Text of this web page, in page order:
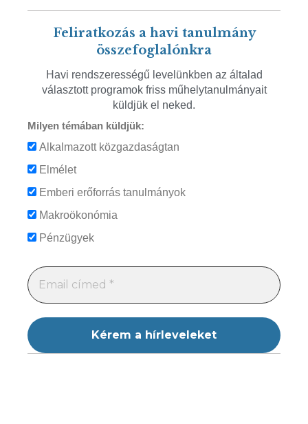
Feliratkozás a havi tanulmány
összefoglalónkra
Havi rendszerességű levelünkben az általad
választott programok friss műhelytanulmányait
küldjük el neked.
Milyen témában küldjük:
Alkalmazott közgazdaságtan
Elmélet
Emberi erőforrás tanulmányok
Makroökonómia
Pénzügyek